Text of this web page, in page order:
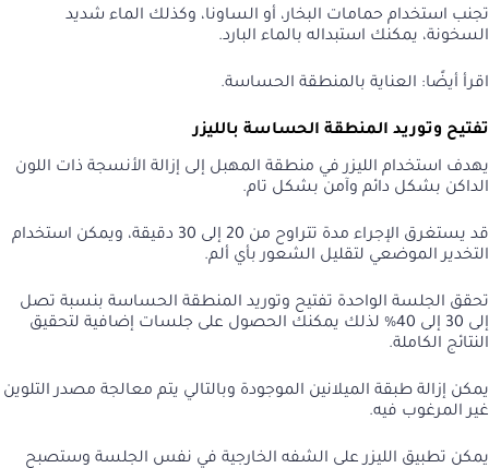
تجنب استخدام حمامات البخار، أو الساونا، وكذلك الماء شديد
السخونة، يمكنك استبداله بالماء البارد.
اقرأ أيضًا: العناية بالمنطقة الحساسة.
تفتيح وتوريد المنطقة الحساسة بالليزر
يهدف استخدام الليزر في منطقة المهبل إلى إزالة الأنسجة ذات اللون
الداكن بشكل دائم وآمن بشكل تام.
قد يستغرق الإجراء مدة تتراوح من 20 إلى 30 دقيقة، ويمكن استخدام
التخدير الموضعي لتقليل الشعور بأي ألم.
تحقق الجلسة الواحدة تفتيح وتوريد المنطقة الحساسة بنسبة تصل
إلى 30 إلى 40% لذلك يمكنك الحصول على جلسات إضافية لتحقيق
النتائج الكاملة.
يمكن إزالة طبقة الميلانين الموجودة وبالتالي يتم معالجة مصدر التلوين
غير المرغوب فيه.
يمكن تطبيق الليزر على الشفه الخارجية في نفس الجلسة وستصبح